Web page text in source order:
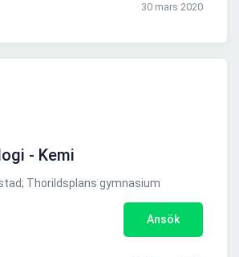
30 mars 2020
- Kemi
Thorildsplans gymnasium
Ansök